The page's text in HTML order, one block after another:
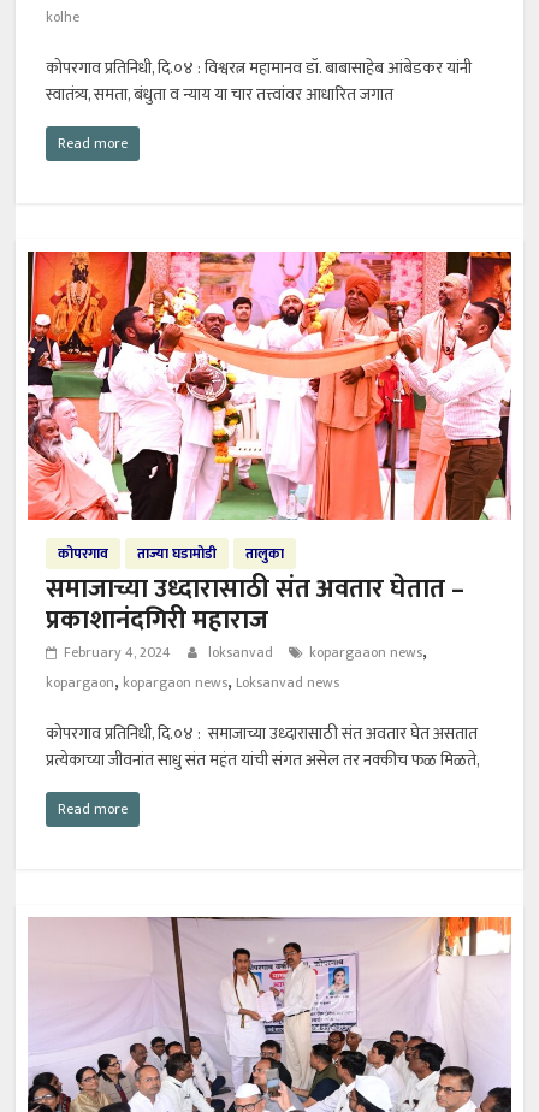
kolhe
कोपरगाव प्रतिनिधी, दि.०४ : विश्वरत्न महामानव डॉ. बाबासाहेब आंबेडकर यांनी
स्वातंत्र्य, समता, बंधुता व न्याय या चार तत्त्वांवर आधारित जगात
Read more
कोपरगाव ताज्या घडामोडी तालुका
समाजाच्या उध्दारासाठी संत अवतार घेतात –
प्रकाशानंदगिरी महाराज
February 4, 2024 loksanvad kopargaaon news,
kopargaon, kopargaon news, Loksanvad news
कोपरगाव प्रतिनिधी, दि.०४ : समाजाच्या उध्दारासाठी संत अवतार घेत असतात
प्रत्येकाच्या जीवनांत साधु संत महंत यांची संगत असेल तर नक्कीच फळ मिळते,
Read more